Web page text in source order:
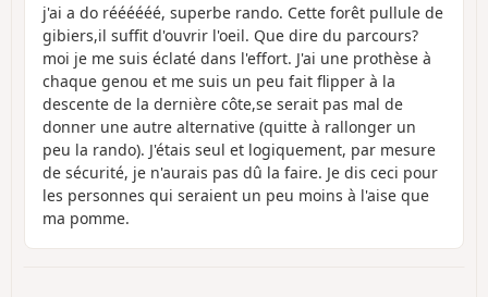
j'ai a do réééééé, superbe rando. Cette forêt pullule de
gibiers,il suffit d'ouvrir l'oeil. Que dire du parcours?
moi je me suis éclaté dans l'effort. J'ai une prothèse à
chaque genou et me suis un peu fait flipper à la
descente de la dernière côte,se serait pas mal de
donner une autre alternative (quitte à rallonger un
peu la rando). J'étais seul et logiquement, par mesure
de sécurité, je n'aurais pas dû la faire. Je dis ceci pour
les personnes qui seraient un peu moins à l'aise que
ma pomme.